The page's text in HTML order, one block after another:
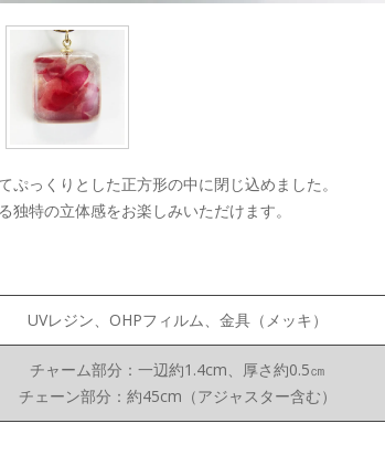
ぷっくりとした正方形の中に閉じ込めました。
独特の立体感をお楽しみいただけます。
UVレジン、OHPフィルム、金具（メッキ）
チャーム部分：一辺約1.4cm、厚さ約0.5㎝
チェーン部分：約45cm（アジャスター含む）